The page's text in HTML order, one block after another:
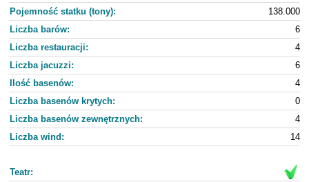
Pojemność statku (tony):
138.000
Liczba barów:
6
Liczba restauracji:
4
Liczba jacuzzi:
6
Ilość basenów:
4
Liczba basenów krytych:
0
Liczba basenów zewnętrznych:
4
Liczba wind:
14
Teatr: